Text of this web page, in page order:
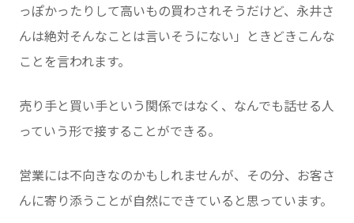
っぽかったりして高いもの買わされそうだけど、永井さ
んは絶対そんなことは言いそうにない」ときどきこんな
ことを言われます。
売り手と買い手という関係ではなく、なんでも話せる人
っていう形で接することができる。
営業には不向きなのかもしれませんが、その分、お客さ
んに寄り添うことが自然にできていると思っています。